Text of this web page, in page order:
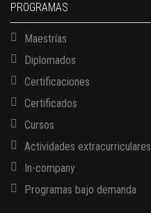
PROGRAMAS
Maestrías
Diplomados
Certificaciones
Certificados
Cursos
Actividades extracurriculares
In-company
Programas bajo demanda